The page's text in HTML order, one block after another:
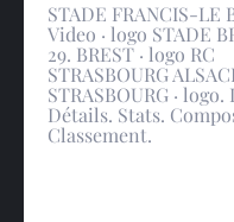
STADE FRANCIS-LE
Video · logo STADE
29. BREST · logo RC
STRASBOURG
STRASBOURG · logo.
Détails. Stats.
Classement.